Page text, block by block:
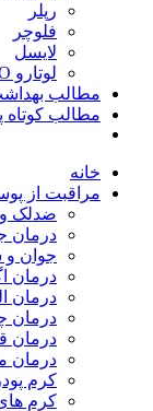
رپلر
فلوچر
لایسل
لوتارو LOTARO
مطالب
مطالب
خانه
مراقبت از
ضدلک
درمان
جوان و
درمان
درمان
درمان
درمان
درمان
کرم
کرم